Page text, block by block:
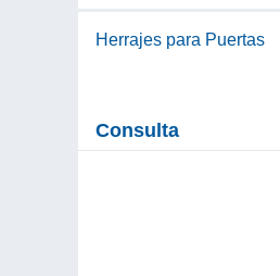
Herrajes para Puertas
Consulta